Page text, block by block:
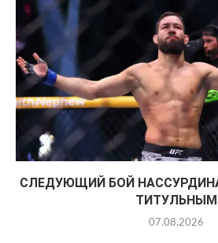
СЛЕДУЮЩИЙ БОЙ
ТИТУЛЬНЫМ
07.08.2026